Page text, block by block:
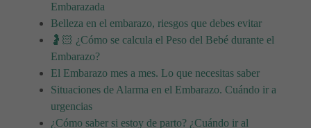
Embarazada
Belleza en el embarazo, riesgos que debes evitar
🤰🏻 ¿Cómo se calcula el Peso del Bebé durante el
Embarazo?
El Embarazo mes a mes. Lo que necesitas saber
Situaciones de Alarma en el Embarazo. Cuándo ir a
urgencias
¿Cómo saber si estoy de parto? ¿Cuándo ir al